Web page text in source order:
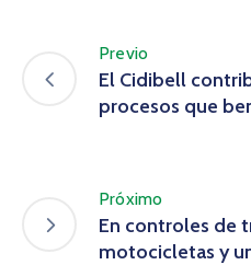
Previo
El Cidibell
procesos que
Próximo
En controles de
motocicletas y